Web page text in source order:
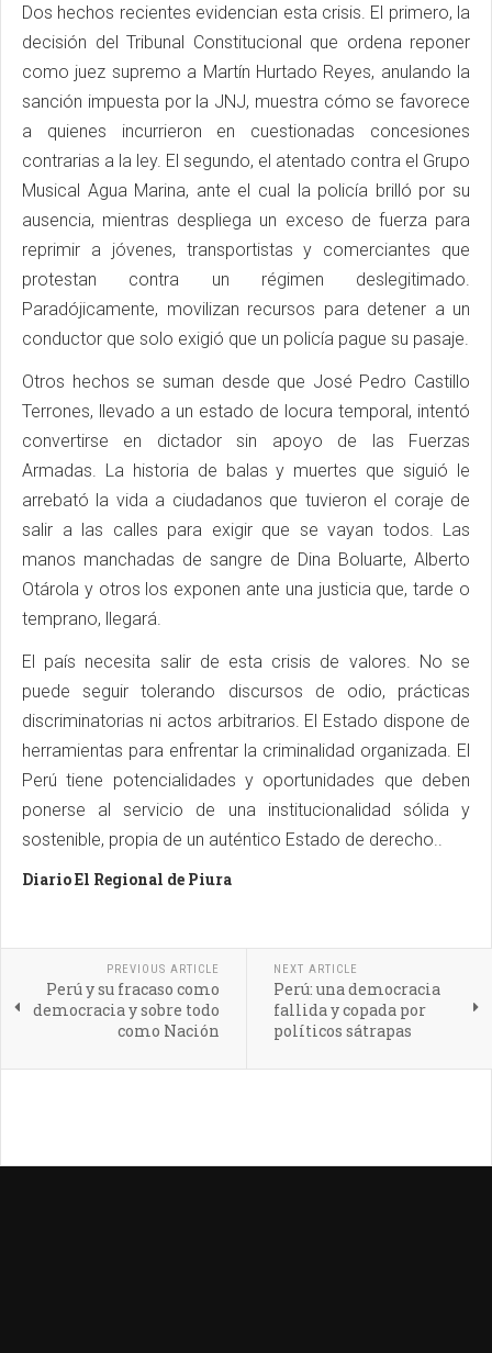
Dos hechos recientes evidencian esta crisis. El primero, la
decisión del Tribunal Constitucional que ordena reponer
como juez supremo a Martín Hurtado Reyes, anulando la
sanción impuesta por la JNJ, muestra cómo se favorece
a quienes incurrieron en cuestionadas concesiones
contrarias a la ley. El segundo, el atentado contra el Grupo
Musical Agua Marina, ante el cual la policía brilló por su
ausencia, mientras despliega un exceso de fuerza para
reprimir a jóvenes, transportistas y comerciantes que
protestan contra un régimen deslegitimado.
Paradójicamente, movilizan recursos para detener a un
conductor que solo exigió que un policía pague su pasaje.
Otros hechos se suman desde que José Pedro Castillo
Terrones, llevado a un estado de locura temporal, intentó
convertirse en dictador sin apoyo de las Fuerzas
Armadas. La historia de balas y muertes que siguió le
arrebató la vida a ciudadanos que tuvieron el coraje de
salir a las calles para exigir que se vayan todos. Las
manos manchadas de sangre de Dina Boluarte, Alberto
Otárola y otros los exponen ante una justicia que, tarde o
temprano, llegará.
El país necesita salir de esta crisis de valores. No se
puede seguir tolerando discursos de odio, prácticas
discriminatorias ni actos arbitrarios. El Estado dispone de
herramientas para enfrentar la criminalidad organizada. El
Perú tiene potencialidades y oportunidades que deben
ponerse al servicio de una institucionalidad sólida y
sostenible, propia de un auténtico Estado de derecho..
Diario El Regional de Piura
PREVIOUS ARTICLE
Perú y su fracaso como
democracia y sobre todo
como Nación
NEXT ARTICLE
Perú: una democracia
fallida y copada por
políticos sátrapas